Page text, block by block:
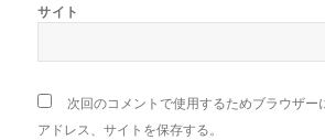
サイト
次回のコメントで使用するためブラウザー
アドレス、サイトを保存する。